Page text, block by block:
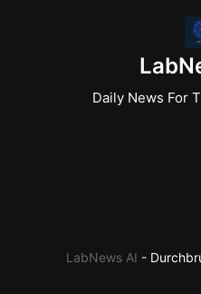
Daily News For
LabNews AI -